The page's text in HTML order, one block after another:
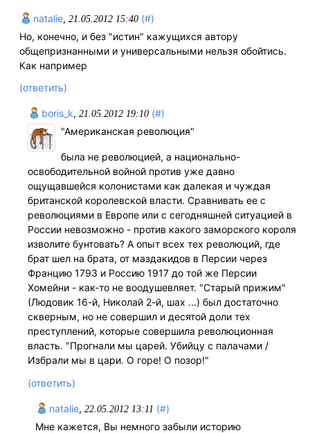
natalie, 21.05.2012 15:40 (#)
Но, конечно, и без "истин" кажущихся автору
общепризнанными и универсальными нельзя обойтись.
Как например
(ответить)
boris_k, 21.05.2012 19:10 (#)
"Американская революция"
была не революцией, а национально-
освободительной войной против уже давно
ощущавшейся колонистами как далекая и чуждая
британской королевской власти. Сравнивать ее с
революциями в Европе или с сегодняшней ситуацией в
России невозможно - против какого заморского короля
изволите бунтовать? А опыт всех тех революций, где
брат шел на брата, от маздакидов в Персии через
Францию 1793 и Россию 1917 до той же Персии
Хомейни - как-то не воодушевляет. "Старый прижим"
(Людовик 16-й, Николай 2-й, шах ...) был достаточно
скверным, но не совершил и десятой доли тех
преступлений, которые совершила революционная
власть. "Прогнали мы царей. Убийцу с палачами /
Избрали мы в цари. О горе! О позор!"
(ответить)
natalie,22.05.2012 13:11 (#)
Мне кажется, Вы немного забыли историю